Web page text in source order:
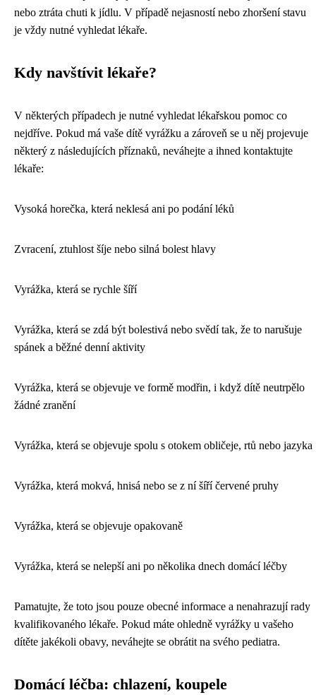
nebo ztráta chuti k jídlu. V případě nejasností nebo zhoršení stavu
je vždy nutné vyhledat lékaře.
Kdy navštívit lékaře?
V některých případech je nutné vyhledat lékařskou pomoc co
nejdříve. Pokud má vaše dítě vyrážku a zároveň se u něj projevuje
některý z následujících příznaků, neváhejte a ihned kontaktujte
lékaře:
Vysoká horečka, která neklesá ani po podání léků
Zvracení, ztuhlost šíje nebo silná bolest hlavy
Vyrážka, která se rychle šíří
Vyrážka, která se zdá být bolestivá nebo svědí tak, že to narušuje
spánek a běžné denní aktivity
Vyrážka, která se objevuje ve formě modřin, i když dítě neutrpělo
žádné zranění
Vyrážka, která se objevuje spolu s otokem obličeje, rtů nebo jazyka
Vyrážka, která mokvá, hnisá nebo se z ní šíří červené pruhy
Vyrážka, která se objevuje opakovaně
Vyrážka, která se nelepší ani po několika dnech domácí léčby
Pamatujte, že toto jsou pouze obecné informace a nenahrazují rady
kvalifikovaného lékaře. Pokud máte ohledně vyrážky u vašeho
dítěte jakékoli obavy, neváhejte se obrátit na svého pediatra.
Domácí léčba: chlazení, koupele